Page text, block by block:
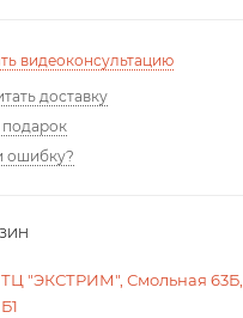
видеоконсультацию
доставку
подарок
ошибку?
ТЦ "ЭКСТРИМ", Смольная 63Б,